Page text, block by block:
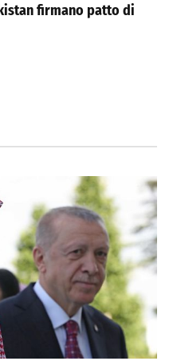
firmano patto di